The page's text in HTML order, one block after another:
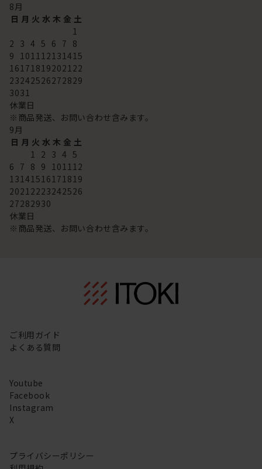
8月
日 月 火 水 木 金 土
1
2 3 4 5 6 7 8
9 101112131415
16171819202122
23242526272829
3031
休業日
※商品発送、お問い合わせ含みます。
9月
日 月 火 水 木 金 土
1 2 3 4 5
6 7 8 9 101112
13141516171819
20212223242526
27282930
休業日
※商品発送、お問い合わせ含みます。
ご利用ガイド
よくある質問
Youtube
Facebook
Instagram
X
プライバシーポリシー